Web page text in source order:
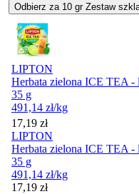
Odbierz za 10 gr Zestaw
LIPTON
Herbata zielona ICE TEA -
35 g
491,14 zł/kg
Cena
17,19 zł
LIPTON
Herbata zielona ICE TEA -
35 g
491,14 zł/kg
Cena
17,19 zł